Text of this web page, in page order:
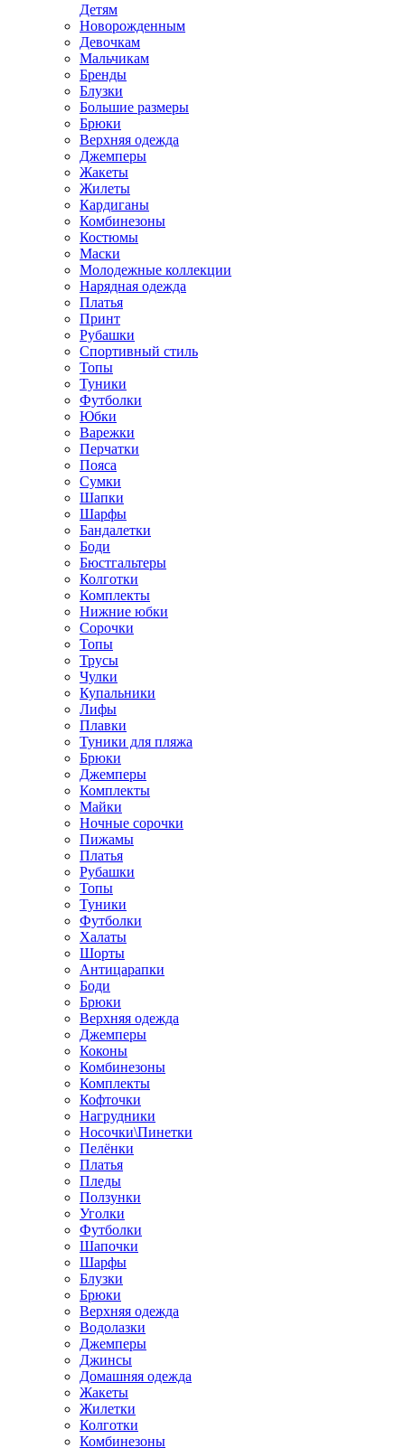
Детям
Новорожденным
Девочкам
Мальчикам
Бренды
Блузки
Большие размеры
Брюки
Верхняя одежда
Джемперы
Жакеты
Жилеты
Кардиганы
Комбинезоны
Костюмы
Маски
Молодежные коллекции
Нарядная одежда
Платья
Принт
Рубашки
Спортивный стиль
Топы
Туники
Футболки
Юбки
Варежки
Перчатки
Пояса
Сумки
Шапки
Шарфы
Бандалетки
Боди
Бюстгальтеры
Колготки
Комплекты
Нижние юбки
Сорочки
Топы
Трусы
Чулки
Купальники
Лифы
Плавки
Туники для пляжа
Брюки
Джемперы
Комплекты
Майки
Ночные сорочки
Пижамы
Платья
Рубашки
Топы
Туники
Футболки
Халаты
Шорты
Антицарапки
Боди
Брюки
Верхняя одежда
Джемперы
Коконы
Комбинезоны
Комплекты
Кофточки
Нагрудники
Носочки\Пинетки
Пелёнки
Платья
Пледы
Ползунки
Уголки
Футболки
Шапочки
Шарфы
Блузки
Брюки
Верхняя одежда
Водолазки
Джемперы
Джинсы
Домашняя одежда
Жакеты
Жилетки
Колготки
Комбинезоны